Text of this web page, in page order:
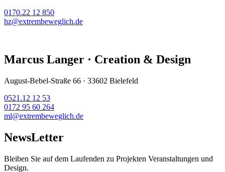
0170.22 12 850
hz@extrembeweglich.de
Marcus Langer · Creation & Design
August-Bebel-Straße 66 · 33602 Bielefeld
0521.12 12 53
0172 95 60 264
ml@extrembeweglich.de
NewsLetter
Bleiben Sie auf dem Laufenden zu Projekten Veranstaltungen und
Design.